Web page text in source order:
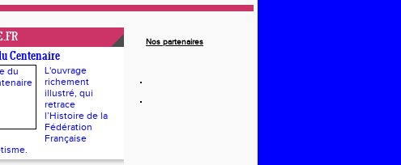
Centenaire
L'ouvrage
richement
illustré, qui
retrace
l’Histoire de la
Fédération
Française
Nos partenaires